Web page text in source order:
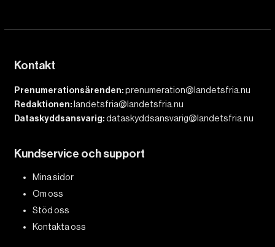
Kontakt
Prenumerationsärenden:prenumeration@landetsfria.nu
Redaktionen: landetsfria@landetsfria.nu
Dataskyddsansvarig:dataskyddsansvarig@landetsfria.nu
Kundservice och support
Mina sidor
Om oss
Stöd oss
Kontakta oss